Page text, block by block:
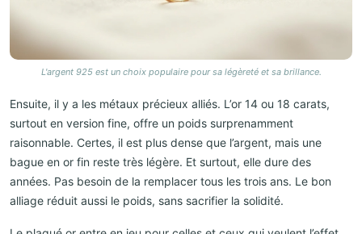
L'argent 925 est un choix populaire pour sa légèreté et sa brillance.
Ensuite, il y a les métaux précieux alliés. L’or 14 ou 18 carats,
surtout en version fine, offre un poids surprenamment
raisonnable. Certes, il est plus dense que l’argent, mais une
bague en or fin reste très légère. Et surtout, elle dure des
années. Pas besoin de la remplacer tous les trois ans. Le bon
alliage réduit aussi le poids, sans sacrifier la solidité.